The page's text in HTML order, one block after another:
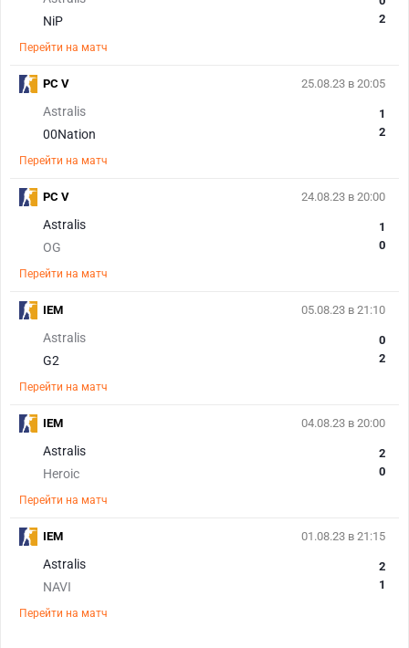
NiP
2
Перейти на матч
25.08.23 в 20:05
Astralis
00Nation
1
2
Перейти на матч
PC V
24.08.23 в 20:00
Astralis
OG
1
0
Перейти на матч
PC V
05.08.23 в 21:10
Astralis
G2
0
2
Перейти на матч
IEM
04.08.23 в 20:00
Astralis
Heroic
2
0
Перейти на матч
IEM
01.08.23 в 21:15
Astralis
NAVI
2
1
Перейти на матч
IEM